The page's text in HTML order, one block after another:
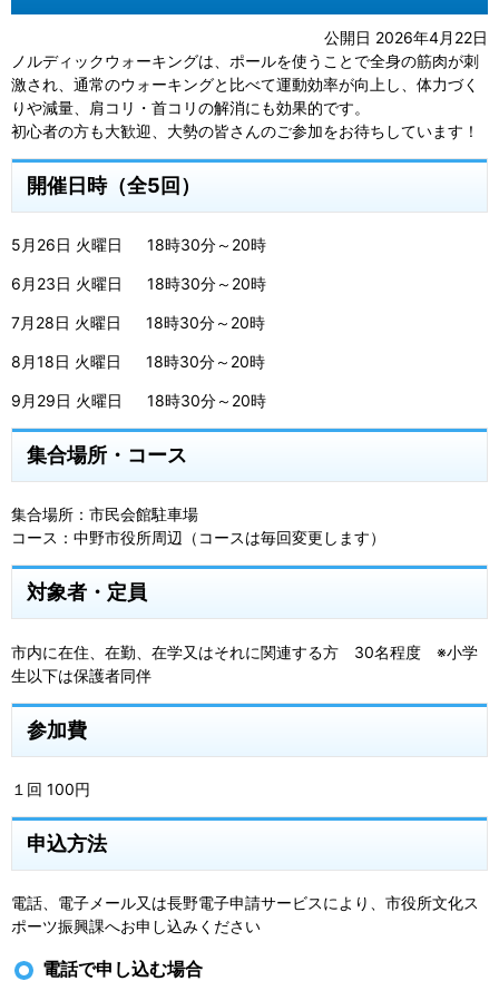
公開日 2026年4月22日
ノルディックウォーキングは、ポールを使うことで全身の筋肉が刺
激され、通常のウォーキングと比べて運動効率が向上し、体力づく
りや減量、肩コリ・首コリの解消にも効果的です。
初心者の方も大歓迎、大勢の皆さんのご参加をお待ちしています！
開催日時（全5回）
5月26日 火曜日 18時30分～20時
6月23日 火曜日 18時30分～20時
7月28日 火曜日 18時30分～20時
8月18日 火曜日 18時30分～20時
9月29日 火曜日 18時30分～20時
集合場所・コース
集合場所：市民会館駐車場
コース：中野市役所周辺（コースは毎回変更します）
対象者・定員
市内に在住、在勤、在学又はそれに関連する方 30名程度 ※小学
生以下は保護者同伴
参加費
１回 100円
申込方法
電話、電子メール又は長野電子申請サービスにより、市役所文化ス
ポーツ振興課へお申し込みください
電話で申し込む場合